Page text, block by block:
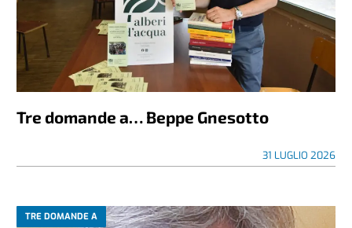
Tre domande a… Beppe Gnesotto
31 LUGLIO 2026
TRE DOMANDE A